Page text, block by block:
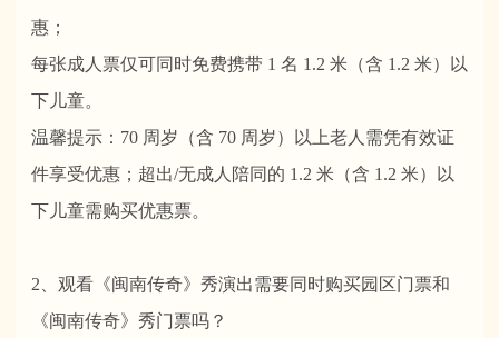
惠；
每张成人票仅可同时免费携带 1 名 1.2 米（含 1.2 米）以
下儿童。
温馨提示：70 周岁（含 70 周岁）以上老人需凭有效证
件享受优惠；超出/无成人陪同的 1.2 米（含 1.2 米）以
下儿童需购买优惠票。
2、观看《闽南传奇》秀演出需要同时购买园区门票和
《闽南传奇》秀门票吗？